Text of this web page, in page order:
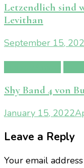
Letzendlich sind
Levithan
September 15,
Shy Band 4 von
January 15, 2022
Leave a Reply
Your email